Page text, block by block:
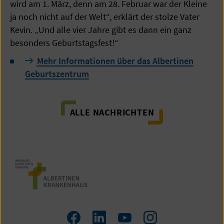
wird am 1. März, denn am 28. Februar war der Kleine
ja noch nicht auf der Welt“, erklärt der stolze Vater
Kevin. „Und alle vier Jahre gibt es dann ein ganz
besonders Geburtstagsfest!“
Mehr Informationen über das Albertinen
Geburtszentrum
ALLE NACHRICHTEN
Zum Zum Zum Zum